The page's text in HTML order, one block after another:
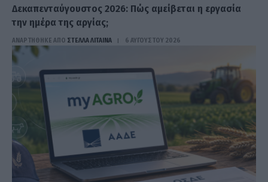
Δεκαπενταύγουστος 2026: Πώς αμείβεται η εργασία
την ημέρα της αργίας;
ΑΝΑΡΤΗΘΗΚΕ ΑΠΟ ΣΤΈΛΛΑ ΛΊΤΑΙΝΑ 6 ΑΥΓΟΎΣΤΟΥ 2026